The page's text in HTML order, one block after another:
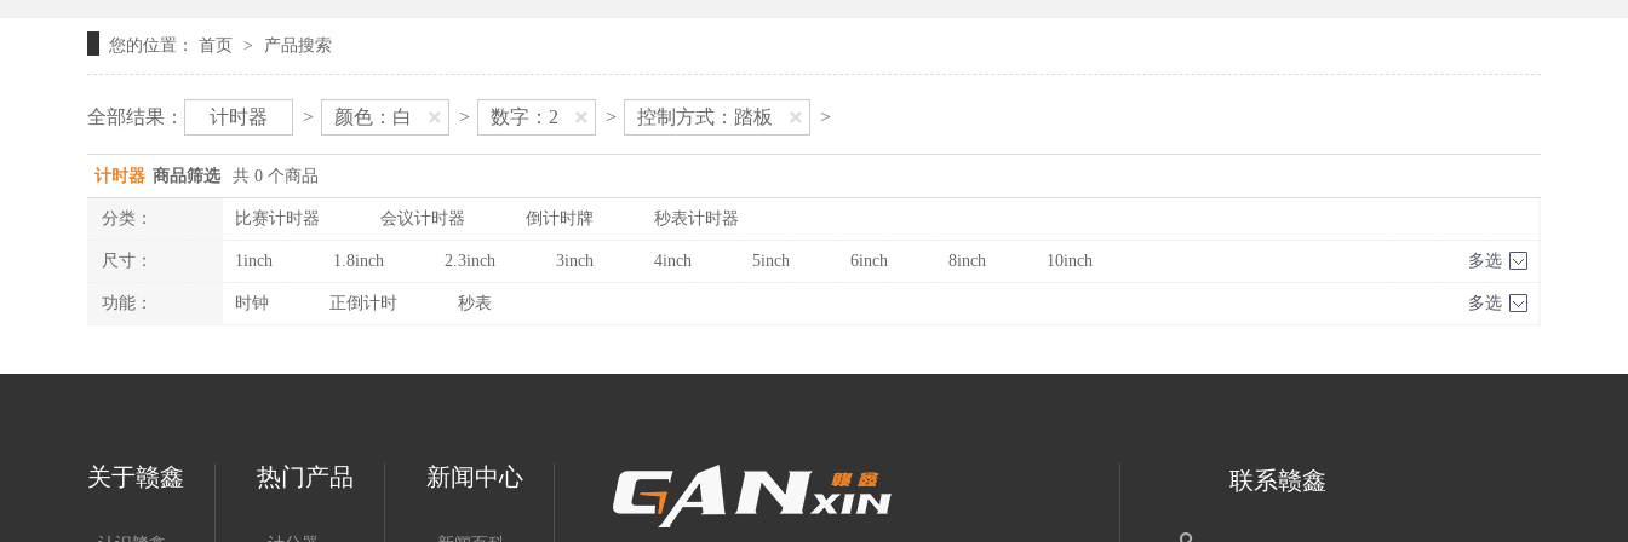
您的位置： 首页 > 产品搜索
全部结果： 计时器 > 颜色：白 > 数字：2 > 控制方式：踏板 >
计时器 商品筛选 共 0 个商品
分类： 比赛计时器 会议计时器 倒计时牌 秒表计时器
尺寸： 1inch 1.8inch 2.3inch 3inch 4inch 5inch 6inch 8inch 10inch 多选
功能： 时钟 正倒计时 秒表 多选
关于赣鑫 热门产品 新闻中心 联系赣鑫